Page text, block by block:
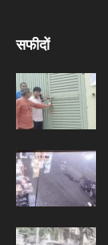
सफीदों